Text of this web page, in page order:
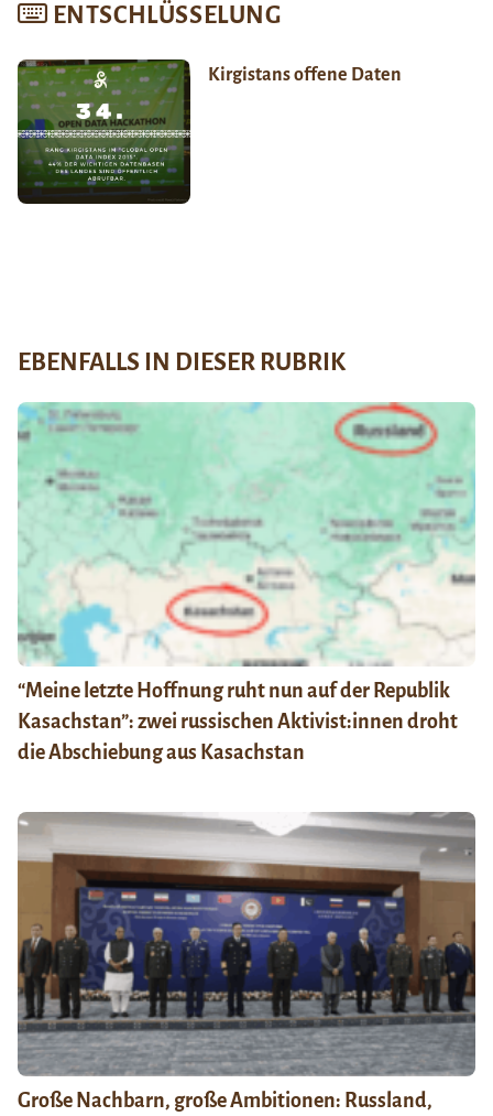
ENTSCHLÜSSELUNG
Kirgistans offene Daten
EBENFALLS IN DIESER RUBRIK
“Meine letzte Hoffnung ruht nun auf der Republik
Kasachstan”: zwei russischen Aktivist:innen droht
die Abschiebung aus Kasachstan
Große Nachbarn, große Ambitionen: Russland,